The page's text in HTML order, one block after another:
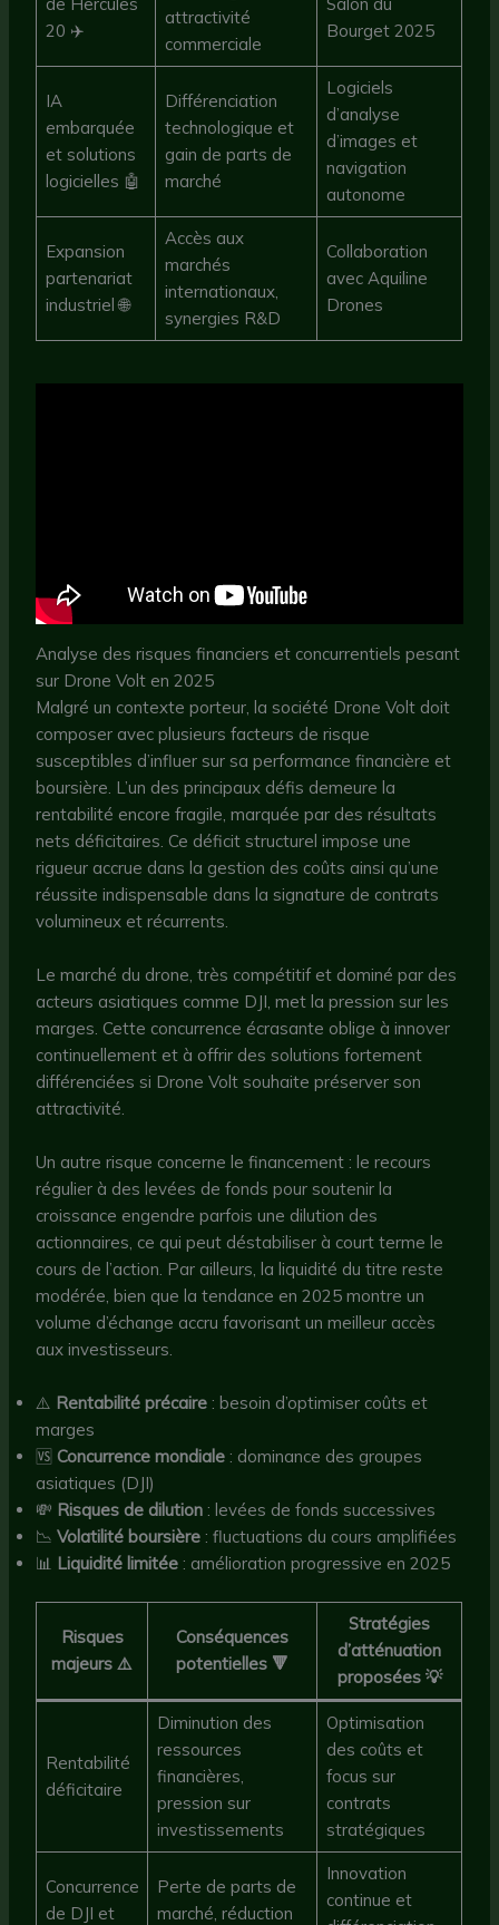
20 ✈️
attractivité
commerciale
Bourget 2025
IA
embarquée
et solutions
logicielles 🤖
Différenciation
technologique et
gain de parts de
marché
Logiciels
d’analyse
d’images et
navigation
autonome
Expansion
partenariat
industriel 🌐
Accès aux
marchés
internationaux,
synergies R&D
Collaboration
avec Aquiline
Drones
Analyse des risques financiers et concurrentiels pesant
sur Drone Volt en 2025
Malgré un contexte porteur, la société Drone Volt doit
composer avec plusieurs facteurs de risque
susceptibles d’influer sur sa performance financière et
boursière. L’un des principaux défis demeure la
rentabilité encore fragile, marquée par des résultats
nets déficitaires. Ce déficit structurel impose une
rigueur accrue dans la gestion des coûts ainsi qu’une
réussite indispensable dans la signature de contrats
volumineux et récurrents.
Le marché du drone, très compétitif et dominé par des
acteurs asiatiques comme DJI, met la pression sur les
marges. Cette concurrence écrasante oblige à innover
continuellement et à offrir des solutions fortement
différenciées si Drone Volt souhaite préserver son
attractivité.
Un autre risque concerne le financement : le recours
régulier à des levées de fonds pour soutenir la
croissance engendre parfois une dilution des
actionnaires, ce qui peut déstabiliser à court terme le
cours de l’action. Par ailleurs, la liquidité du titre reste
modérée, bien que la tendance en 2025 montre un
volume d’échange accru favorisant un meilleur accès
aux investisseurs.
⚠️ Rentabilité précaire : besoin d’optimiser coûts et
marges
🆚 Concurrence mondiale : dominance des groupes
asiatiques (DJI)
💸 Risques de dilution : levées de fonds successives
📉Volatilité boursière : fluctuations du cours amplifiées
📊 Liquidité limitée : amélioration progressive en 2025
Risques
majeurs ⚠️
Conséquences
potentielles 🔻
Stratégies
d’atténuation
proposées 💡
Rentabilité
déficitaire
Diminution des
ressources
financières,
pression sur
investissements
Optimisation
des coûts et
focus sur
contrats
stratégiques
Concurrence
de DJI et
Perte de parts de
marché, réduction
Innovation
continue et